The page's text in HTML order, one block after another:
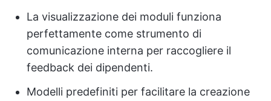
La visualizzazione dei moduli funziona
perfettamente come strumento di
comunicazione interna per raccogliere il
feedback dei dipendenti.
Modelli predefiniti per facilitare la creazione